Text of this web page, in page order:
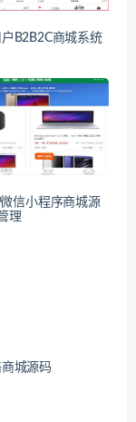
B2B2C商城系统
微信小程序商城源
理
城源码